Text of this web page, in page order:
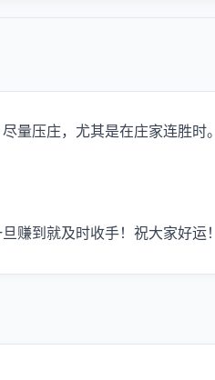
量压庄，尤其是在庄家连胜时。
赚到就及时收手！祝大家好运！